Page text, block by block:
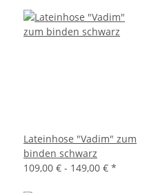
Lateinhose "Vadim" zum
binden schwarz
109,00 € - 149,00 € *